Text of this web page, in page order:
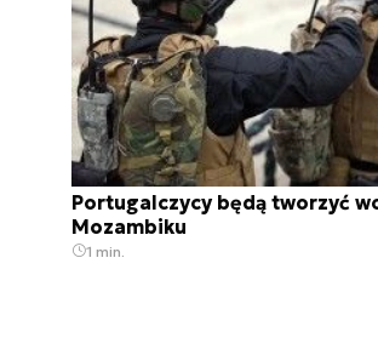
Portugalczycy będą tworzyć
Mozambiku
1 min.